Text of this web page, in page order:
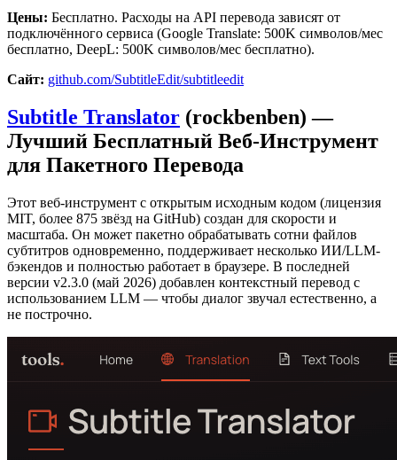
Цены: Бесплатно. Расходы на API перевода зависят от
подключённого сервиса (Google Translate: 500K символов/мес
бесплатно, DeepL: 500K символов/мес бесплатно).
Сайт: github.com/SubtitleEdit/subtitleedit
Subtitle Translator (rockbenben) —
Лучший Бесплатный Веб-Инструмент
для Пакетного Перевода
Этот веб-инструмент с открытым исходным кодом (лицензия
MIT, более 875 звёзд на GitHub) создан для скорости и
масштаба. Он может пакетно обрабатывать сотни файлов
субтитров одновременно, поддерживает несколько ИИ/LLM-
бэкендов и полностью работает в браузере. В последней
версии v2.3.0 (май 2026) добавлен контекстный перевод с
использованием LLM — чтобы диалог звучал естественно, а
не построчно.